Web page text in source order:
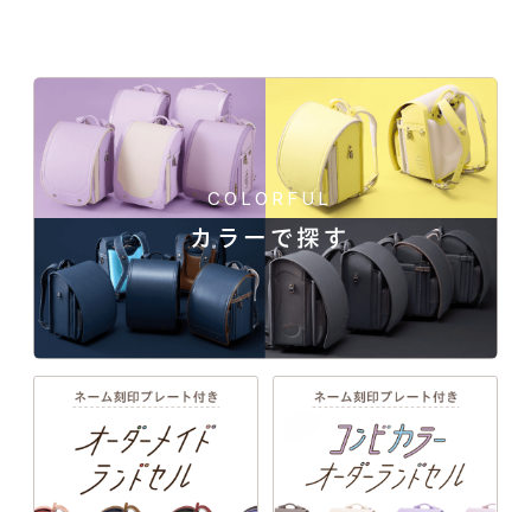
デザイン
理由
安全
心地
05
上質な
素材
06
ネーム
プレート
07
ランドセル
リメイク
08
あんしん
保証
manyukaban - 01
色あせない個性に応える、
カラーとデザイン
COLORFUL
カラーで探す